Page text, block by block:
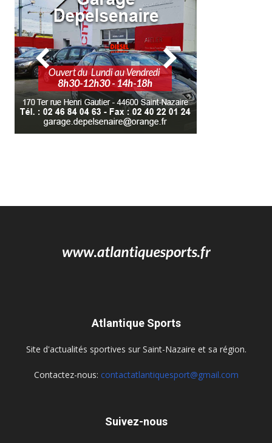
Atlantique Sports
Site d'actualités sportives sur Saint-Nazaire et sa région.
Contactez-nous: contactatlantiquesport@gmail.com
Suivez-nous